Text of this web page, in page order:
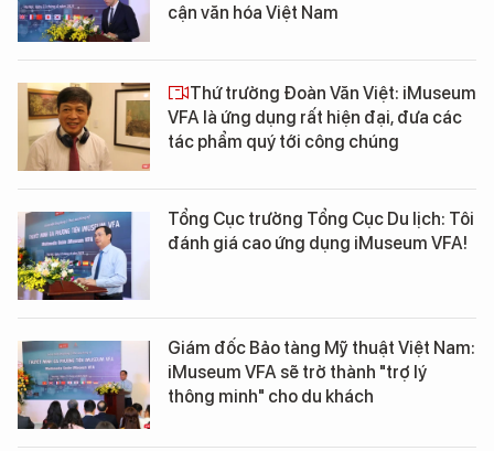
cận văn hóa Việt Nam
Thứ trưởng Đoàn Văn Việt: iMuseum
VFA là ứng dụng rất hiện đại, đưa các
tác phẩm quý tới công chúng
Tổng Cục trưởng Tổng Cục Du lịch: Tôi
đánh giá cao ứng dụng iMuseum VFA!
Giám đốc Bảo tàng Mỹ thuật Việt Nam:
iMuseum VFA sẽ trở thành "trợ lý
thông minh" cho du khách